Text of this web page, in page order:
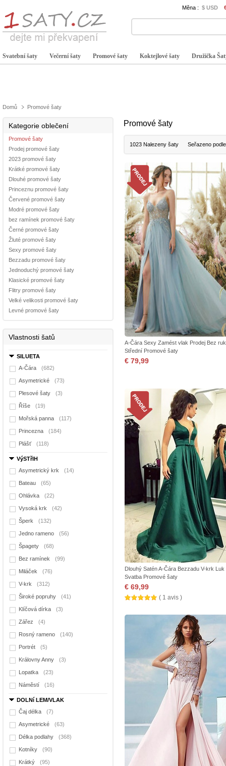
Měna : $ USD
Svatební šaty Večerní šaty Promové šaty Koktejlové šaty Družička
Domů Promové šaty
Kategorie oblečení
Promové šaty
Prodej promové šaty
2023 promové šaty
Krátké promové šaty
Dlouhé promové šaty
Princeznu promové šaty
Červené promové šaty
Modré promové šaty
bez ramínek promové šaty
Černé promové šaty
Žluté promové šaty
Sexy promové šaty
Bezzadu promové šaty
Jednoduchý promové šaty
Klasické promové šaty
Flitry promové šaty
Velké velikosti promové šaty
Levné promové šaty
Vlastnosti šatů
SILUETA
A-Čára
(682)
Asymetrické (73)
Plesové šaty (3)
Říše (19)
Mořská panna (117)
Princezna (184)
Plášť (118)
VýSTřIH
Asymetrický krk
(14)
Bateau (65)
Ohlávka (22)
Vysoká krk (42)
Šperk (132)
Jedno rameno (56)
Špagety (68)
Bez ramínek (99)
Miláček (76)
V-krk (312)
Široké popruhy (41)
Klíčová dírka (3)
Zářez (4)
Rosný rameno (140)
Portrét (5)
Královny Anny (3)
Lopatka (23)
Náměstí (16)
DOLNí LEM/VLAK
Čaj délka
(7)
Asymetrické (63)
Délka podlahy (368)
Kotníky (90)
Krátký (95)
Promové šaty
1023 Nalezeny šaty Seřazeno
A-Čára Sexy Zamést vlak Prodej Bez
Střední Promové šaty
€ 79,99
Dlouhý Satén A-Čára Bezzadu V-krk Luk
Svatba Promové šaty
€ 69,99
( 1 avis )